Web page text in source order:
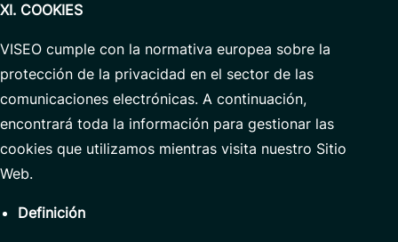
XI. COOKIES
VISEO cumple con la normativa europea sobre la
protección de la privacidad en el sector de las
comunicaciones electrónicas. A continuación,
encontrará toda la información para gestionar las
cookies que utilizamos mientras visita nuestro Sitio
Web.
Definición